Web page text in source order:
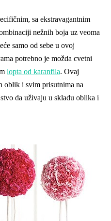
sa ekstravagantnim
nežnih boja uz veoma
samo od sebe u ovoj
potrebno je možda cvetni
lopta od karanfila. Ovaj
oblik i svim prisutnima na
da uživaju u skladu oblika i